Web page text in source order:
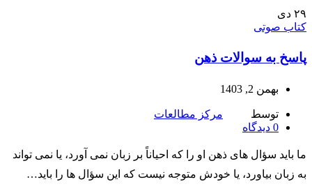
۲۹ دی
کتاب صوتی
پاسخ به سوالات ذهن
بهمن 2, 1403
توسط
مرکز مطالعات
0 دیدگاه
ما باید سؤال های ذهن او را که احیاناً بر زبان نمی آورد، یا نمی تواند
به زبان بیاورد، یا خودش متوجه نیست که این سؤال ها را باید…